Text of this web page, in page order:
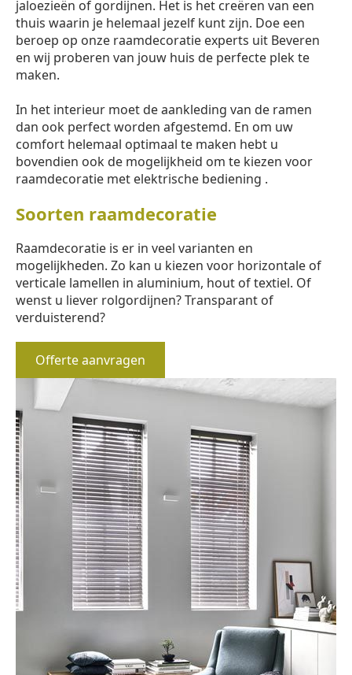
jaloezieën of gordijnen. Het is het creëren van een
thuis waarin je helemaal jezelf kunt zijn. Doe een
beroep op onze raamdecoratie experts uit Beveren
en wij proberen van jouw huis de perfecte plek te
maken.
In het interieur moet de aankleding van de ramen
dan ook perfect worden afgestemd. En om uw
comfort helemaal optimaal te maken hebt u
bovendien ook de mogelijkheid om te kiezen voor
raamdecoratie met elektrische bediening .
Soorten raamdecoratie
Raamdecoratie is er in veel varianten en
mogelijkheden. Zo kan u kiezen voor horizontale of
verticale lamellen in aluminium, hout of textiel. Of
wenst u liever rolgordijnen? Transparant of
verduisterend?
Offerte aanvragen